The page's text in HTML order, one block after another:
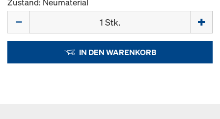
IN DEN WARENKORB